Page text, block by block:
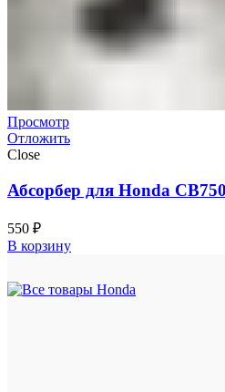
Просмотр
Отложить
Close
Абсорбер для Honda
550 ₽
В корзину